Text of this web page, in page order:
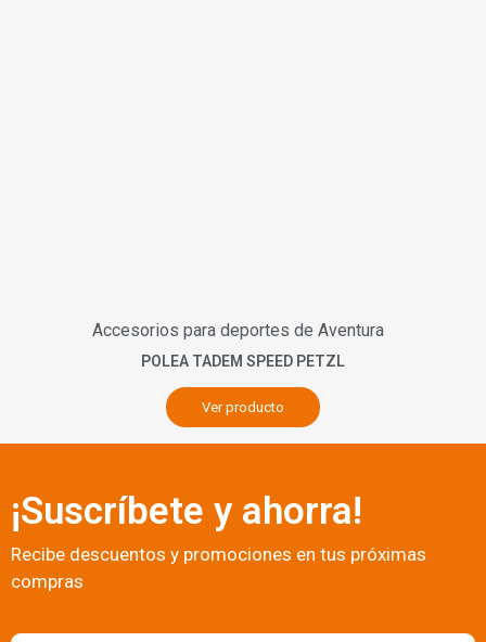
Accesorios para deportes de Aventura
POLEA TADEM SPEED PETZL
Ver producto
¡Suscríbete y ahorra!
Recibe descuentos y promociones en tus próximas
compras